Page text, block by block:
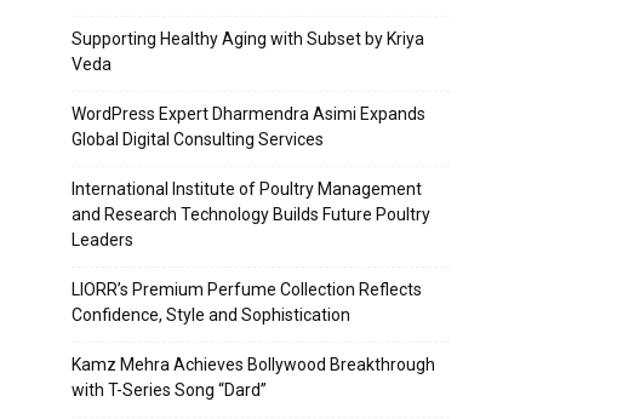
Supporting Healthy Aging with Subset by Kriya
Veda
WordPress Expert Dharmendra Asimi Expands
Global Digital Consulting Services
International Institute of Poultry Management
and Research Technology Builds Future Poultry
Leaders
LIORR’s Premium Perfume Collection Reflects
Confidence, Style and Sophistication
Kamz Mehra Achieves Bollywood Breakthrough
with T-Series Song “Dard”